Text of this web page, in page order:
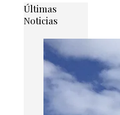
Últimas
Noticias